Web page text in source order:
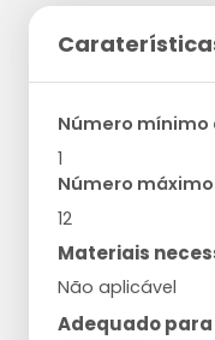
Número mínimo
1
Número
12
Materiais
Não aplicável
Adequado